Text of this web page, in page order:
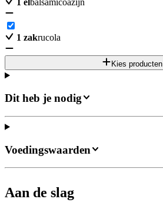
1 elbalsamicoazijn
1 zakrucola
Kies producten
Dit heb je nodig
Aan de slag
Voedingswaarden